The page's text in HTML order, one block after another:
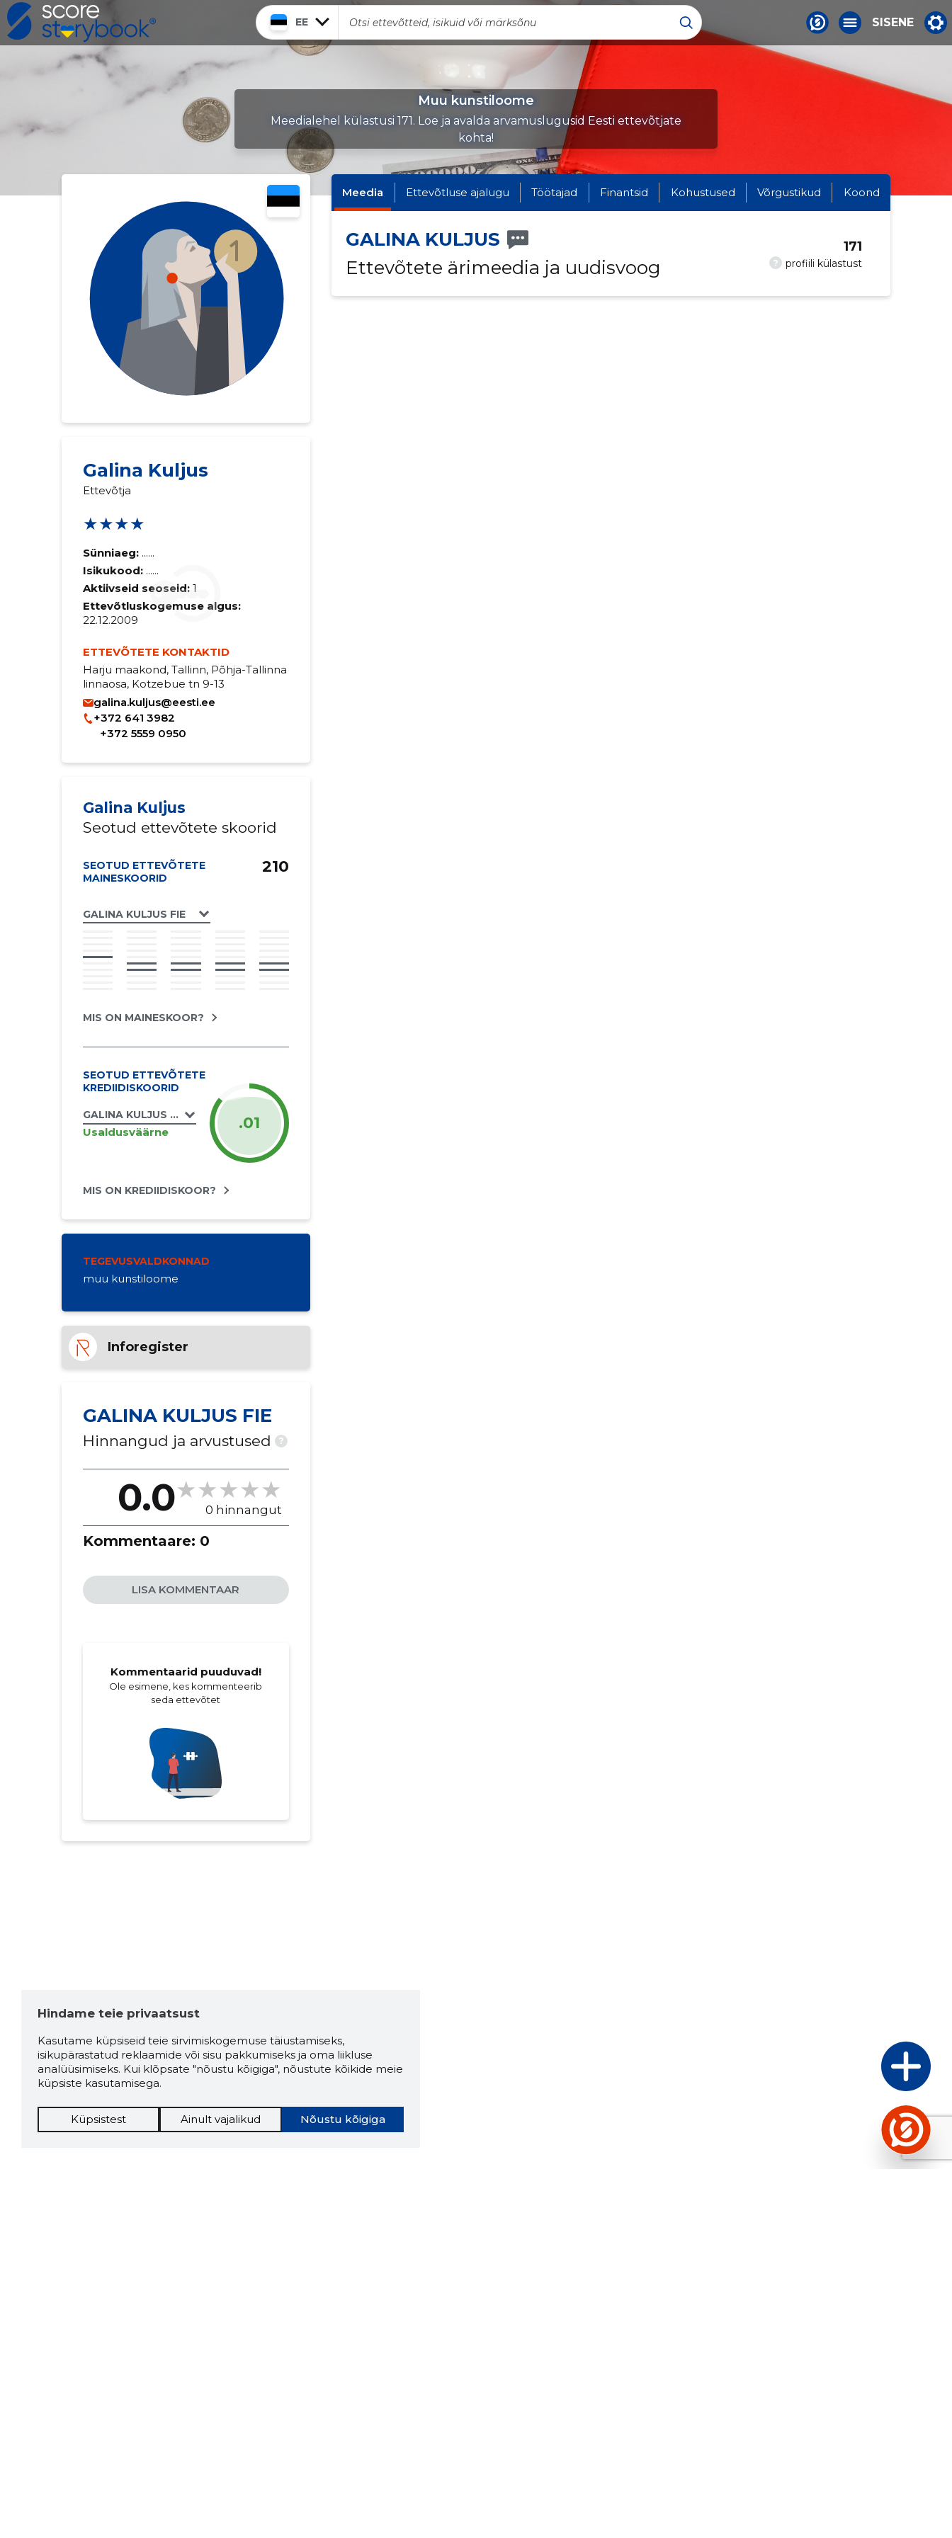
EE SISENE
Muu kunstiloome
Meedialehel külastusi 171. Loe ja avalda arvamuslugusid Eesti ettevõtjate
kohta!
Galina Kuljus
Ettevõtja
★★★★
Sünniaeg: ......
Isikukood: ......
Aktiivseid seoseid: 1
Ettevõtluskogemuse algus:
22.12.2009
ETTEVÕTETE KONTAKTID
Harju maakond, Tallinn, Põhja-Tallinna
linnaosa, Kotzebue tn 9-13
galina.kuljus@eesti.ee
+372 641 3982
+372 5559 0950
Galina Kuljus
Seotud ettevõtete skoorid
SEOTUD ETTEVÕTETE
MAINESKOORID
GALINA KULJUS FIE
210
MIS ON MAINESKOOR?
SEOTUD ETTEVÕTETE
KREDIIDISKOORID
GALINA KULJUS FIE
Usaldusväärne .01
MIS ON KREDIIDISKOOR?
TEGEVUSVALDKONNAD
muu kunstiloome
Inforegister
GALINA KULJUS FIE
Hinnangud ja arvustused ?
0.0 0 hinnangut
Kommentaare: 0
LISA KOMMENTAAR
Kommentaarid puuduvad!
Ole esimene, kes kommenteerib
seda ettevõtet
Meedia Ettevõtluse ajalugu Töötajad Finantsid Kohustused Võrgustikud Koond
GALINA KULJUS
Ettevõtete ärimeedia ja uudisvoog
? profiili külastust
171
Hindame teie privaatsust
Kasutame küpsiseid teie sirvimiskogemuse täiustamiseks,
isikupärastatud reklaamide või sisu pakkumiseks ja oma liikluse
analüüsimiseks. Kui klõpsate "nõustu kõigiga", nõustute kõikide meie
küpsiste kasutamisega.
Nõustu kõigiga
Küpsistest Ainult vajalikud